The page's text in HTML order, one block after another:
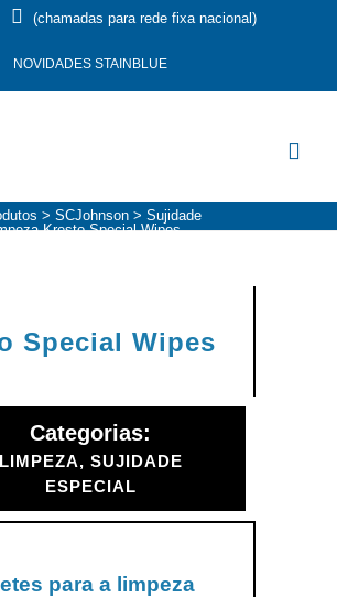
(chamadas para rede fixa nacional)
NOVIDADES STAINBLUE
> SCJohnson > Sujidade
Kresto Special Wipes
Special Wipes
Categorias:
LIMPEZA, SUJIDADE
ESPECIAL
para a limpeza